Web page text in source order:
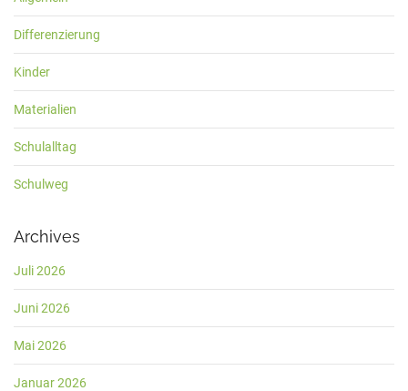
Differenzierung
Kinder
Materialien
Schulalltag
Schulweg
Archives
Juli 2026
Juni 2026
Mai 2026
Januar 2026